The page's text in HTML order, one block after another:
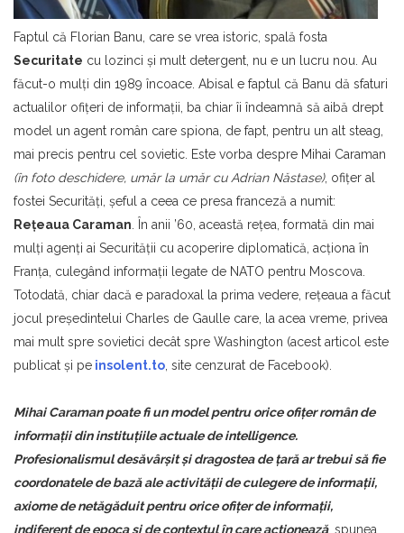
Faptul că Florian Banu, care se vrea istoric, spală fosta
Securitate cu lozinci şi mult detergent, nu e un lucru nou. Au
făcut-o mulţi din 1989 încoace. Abisal e faptul că Banu dă sfaturi
actualilor ofiţeri de informaţii, ba chiar îi îndeamnă să aibă drept
model un agent român care spiona, de fapt, pentru un alt steag,
mai precis pentru cel sovietic. Este vorba despre Mihai Caraman
(în foto deschidere, umăr la umăr cu Adrian Năstase), ofiţer al
fostei Securităţi, şeful a ceea ce presa franceză a numit:
Reţeaua Caraman . În anii ’60, această reţea, formată din mai
mulţi agenţi ai Securităţii cu acoperire diplomatică, acţiona în
Franţa, culegând informaţii legate de NATO pentru Moscova.
Totodată, chiar dacă e paradoxal la prima vedere, reţeaua a făcut
jocul preşedintelui Charles de Gaulle care, la acea vreme, privea
mai mult spre sovietici decât spre Washington (acest articol este
publicat şi pe insolent.to , site cenzurat de Facebook).
Mihai Caraman poate fi un model pentru orice ofițer român de
informații din instituțiile actuale de intelligence.
Profesionalismul desăvârșit și dragostea de țară ar trebui să fie
coordonatele de bază ale activității de culegere de informații,
axiome de netăgăduit pentru orice ofițer de informații,
indiferent de epoca şi de contextul în care acţionează, spunea